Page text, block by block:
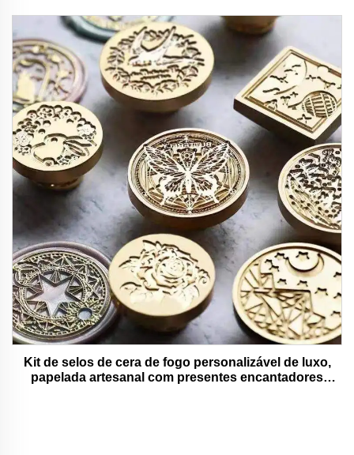
escola
Kit de selos de cera de fogo personalizável de luxo,
papelada artesanal com presentes encantadores